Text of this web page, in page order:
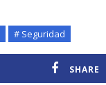
# Seguridad
SHARE